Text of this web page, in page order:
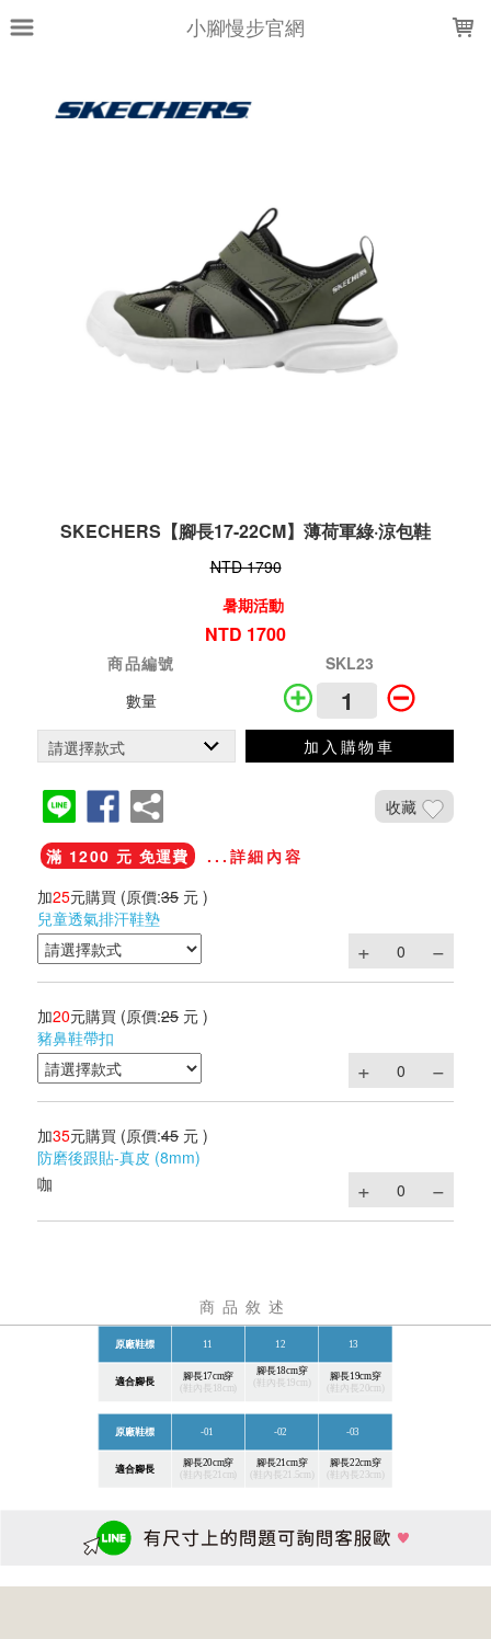
小腳慢步官網
SKECHERS【腳長17-22CM】薄荷軍綠·涼包鞋
NTD 1790
暑期活動
NTD 1700
商品編號
SKL23
數量
加入購物車
收藏
滿 1200 元 免運費
...詳細內容
加25元購買 (原價:35 元 )
兒童透氣排汗鞋墊
加20元購買 (原價:25 元 )
豬鼻鞋帶扣
加35元購買 (原價:45 元 )
防磨後跟貼-真皮 (8mm)
咖
商品敘述